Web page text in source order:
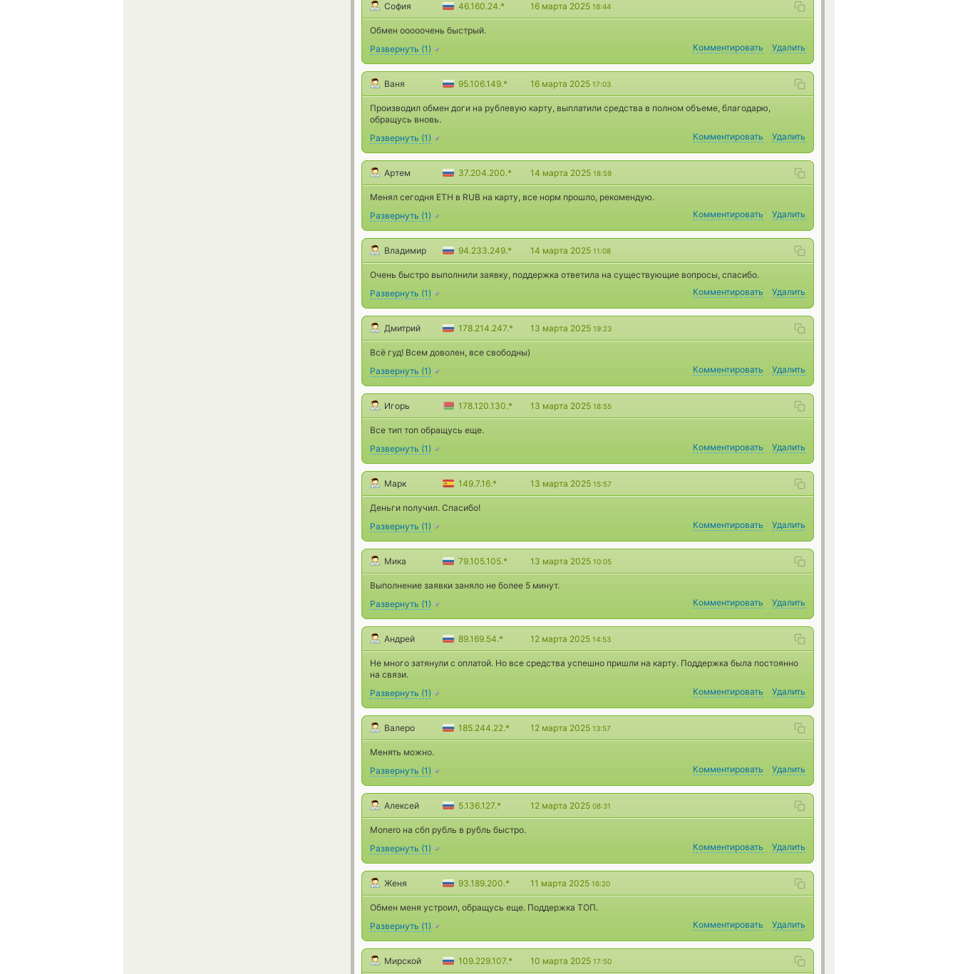
София 46.160.24.* 16 марта 2025 18:44
Обмен ооооочень быстрый.
Развернуть (1) Комментировать Удалить
Ваня 95.106.149.* 16 марта 2025 17:03
Производил обмен доги на рублевую карту, выплатили средства в полном объеме, благодарю,
обращусь вновь.
Развернуть (1) Комментировать Удалить
Артем 37.204.200.* 14 марта 2025 18:59
Менял сегодня ETH в RUB на карту, все норм прошло, рекомендую.
Развернуть (1) Комментировать Удалить
Владимир 94.233.249.* 14 марта 2025 11:08
Очень быстро выполнили заявку, поддержка ответила на существующие вопросы, спасибо.
Развернуть (1) Комментировать Удалить
Дмитрий 178.214.247.* 13 марта 2025 19:23
Всё гуд! Всем доволен, все свободны)
Развернуть (1) Комментировать Удалить
Игорь 178.120.130.* 13 марта 2025 18:55
Все тип топ обращусь еще.
Развернуть (1) Комментировать Удалить
Марк 149.7.16.* 13 марта 2025 15:57
Деньги получил. Спасибо!
Развернуть (1) Комментировать Удалить
Мика 79.105.105.* 13 марта 2025 10:05
Выполнение заявки заняло не более 5 минут.
Развернуть (1) Комментировать Удалить
Андрей 89.169.54.* 12 марта 2025 14:53
Не много затянули с оплатой. Но все средства успешно пришли на карту. Поддержка была постоянно
на связи.
Развернуть (1) Комментировать Удалить
Валеро 185.244.22.* 12 марта 2025 13:57
Менять можно.
Развернуть (1) Комментировать Удалить
Алексей 5.136.127.* 12 марта 2025 08:31
Monero на сбп рубль в рубль быстро.
Развернуть (1) Комментировать Удалить
Женя 93.189.200.* 11 марта 2025 16:20
Обмен меня устроил, обращусь еще. Поддержка ТОП.
Развернуть (1) Комментировать Удалить
Мирской 109.229.107.* 10 марта 2025 17:50